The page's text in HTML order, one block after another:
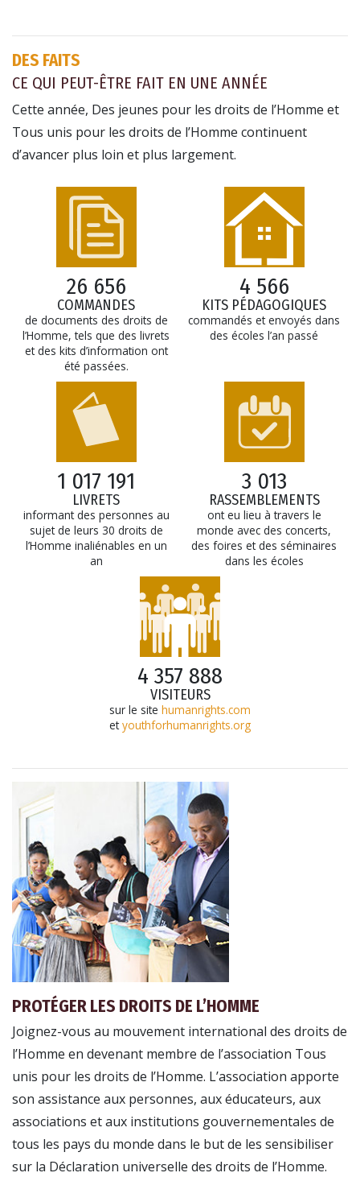
DES FAITS
CE QUI PEUT-ÊTRE FAIT EN UNE ANNÉE
Cette année, Des jeunes pour les droits de l’Homme et
Tous unis pour les droits de l’Homme continuent
d’avancer plus loin et plus largement.
26 656
COMMANDES
de documents des droits de
l’Homme, tels que des livrets
et des kits d’information ont
été passées.
4 566
KITS PÉDAGOGIQUES
commandés et envoyés dans
des écoles l’an passé
1 017 191
LIVRETS
informant des personnes au
sujet de leurs 30 droits de
l’Homme inaliénables en un
an
3 013
RASSEMBLEMENTS
ont eu lieu à travers le
monde avec des concerts,
des foires et des séminaires
dans les écoles
4 357 888
VISITEURS
sur le site humanrights.com
etyouthforhumanrights.org
PROTÉGER LES DROITS DE L’HOMME
Joignez-vous au mouvement international des droits de
l’Homme en devenant membre de l’association Tous
unis pour les droits de l’Homme. L’association apporte
son assistance aux personnes, aux éducateurs, aux
associations et aux institutions gouvernementales de
tous les pays du monde dans le but de les sensibiliser
sur la Déclaration universelle des droits de l’Homme.